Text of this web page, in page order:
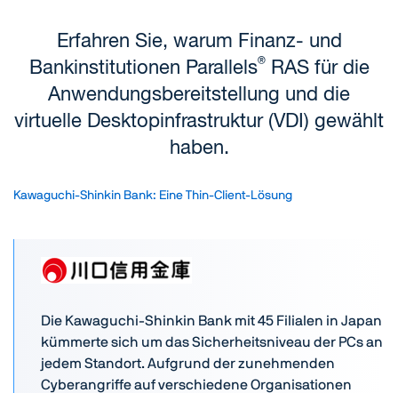
Erfahren Sie, warum Finanz- und
Bankinstitutionen Parallels®RAS für die
Anwendungsbereitstellung und die
virtuelle Desktopinfrastruktur (VDI) gewählt
haben.
Kawaguchi-Shinkin Bank: Eine Thin-Client-Lösung
Die Kawaguchi-Shinkin Bank mit 45 Filialen in Japan
kümmerte sich um das Sicherheitsniveau der PCs an
jedem Standort. Aufgrund der zunehmenden
Cyberangriffe auf verschiedene Organisationen